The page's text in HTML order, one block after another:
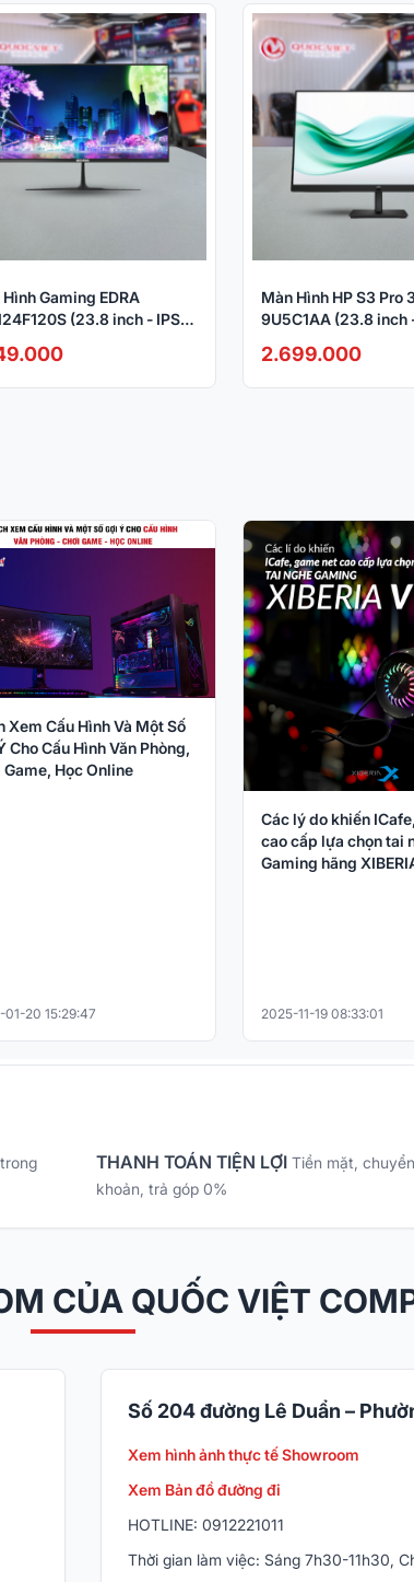
Hình Gaming EDRA
(23.8 inch - IPS -
Màn Hình HP S3 Pro
9U5C1AA (23.8 inch
2.699.000
Xem Cấu Hình Và Một Số
Cho Cấu Hình Văn Phòng,
Game, Học Online
01-20 15:29:47
Các lý do khiến
cao cấp lựa chọn tai
Gaming hãng
2025-11-19 08:33:01
THANH TOÁN TIỆN LỢI Tiền mặt, chuyển
khoản, trả góp 0%
CỦA QUỐC VIỆT
Số 204 đường Lê Duẩn –
Xem hình ảnh thực tế Showroom
Xem Bản đồ đường đi
HOTLINE: 0912221011
Thời gian làm việc: Sáng 7h30-11h30,